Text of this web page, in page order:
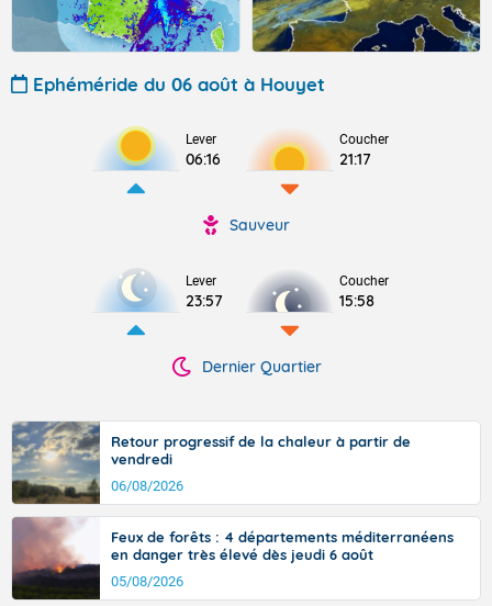
Ephéméride du 06 août à Houyet
Lever
06:16
Coucher
21:17
Sauveur
Lever
23:57
Coucher
15:58
Dernier Quartier
Retour progressif de la chaleur à partir de
vendredi
06/08/2026
Feux de forêts : 4 départements méditerranéens
en danger très élevé dès jeudi 6 août
05/08/2026